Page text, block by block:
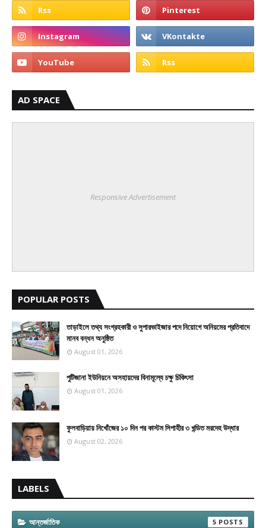
AD SPACE
Responsive Advertisement
POPULAR POSTS
তাড়াইলে তথ্য সংগ্রহকারী ও সুপারভাইজার পদে নিয়োগে অনিয়মের প্রতিবাদে
মানব বন্ধন অনুষ্ঠিত
August 01, 2026
পুটিজানা ইউনিয়নে অসহায়দের বিনামূল্যে চক্ষু চিকিৎসা
August 01, 2026
ফুলবাড়িয়ায় নিখোঁজের ১০ দিন পর কাস্টম সিপাহীর ৩ খন্ডিত মরদেহ উদ্ধার
August 02, 2026
LABELS
আন্তর্জাতিক 5